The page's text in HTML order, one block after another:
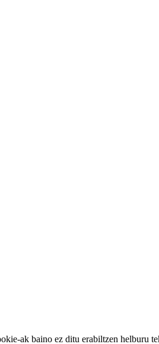
ak baino ez ditu erabiltzen helburu